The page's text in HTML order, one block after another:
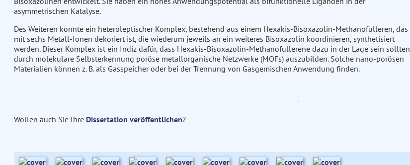
asymmetrischen Katalyse.
Des Weiteren konnte ein heteroleptischer Komplex, bestehend aus einem Hexakis-Bisoxazolin-Methanofulleren, das
mit sechs Metall-Ionen dekoriert ist, die wiederum jeweils an ein weiteres Bisoxazolin koordinieren, synthetisiert
werden. Dieser Komplex ist ein Indiz dafür, dass Hexakis-Bisoxazolin-Methanofullerene dazu in der Lage sein sollten
durch molekulare Selbsterkennung poröse metallorganische Netzwerke (MOFs) auszubilden. Solche nano-porösen
Materialien können z. B. als Gasspeicher oder bei der Trennung von Gasgemischen Anwendung finden.
Wollen auch Sie Ihre Dissertation veröffentlichen?